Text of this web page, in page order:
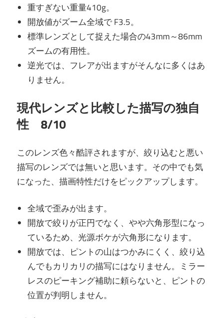
重すぎない重量410g。
開放値がズーム全域で F3.5。
標準レンズとして捉えた場合の43mm～86mm
ズームの有用性。
逆光では、フレアが出ますがそんなに多くはあ
りません。
現代レンズと比較した描写の独自
性 8/10
このレンズ色々酷評されますが、絞り込むと悪い
描写のレンズでは無いと思います。その中でも気
になった、描画特性だけをピックアップします。
全域で歪みが出ます。
開放で絞りが正円でなく、やや六角形型になっ
ているため、光源ボケが六角形になります。
開放では、ピントの山はつかみにくく、絞り込
んでもカリカリの描写にはなりません。ミラー
レスのピーキング補助に頼らないと、ピントの
位置が判明しません。